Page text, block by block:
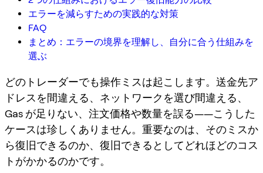
エラーを減らすための実践的な対策
FAQ
まとめ：エラーの境界を理解し、自分に合う仕組みを
選ぶ
どのトレーダーでも操作ミスは起こします。送金先ア
ドレスを間違える、ネットワークを選び間違える、
Gas が足りない、注文価格や数量を誤る——こうした
ケースは珍しくありません。重要なのは、そのミスか
ら復旧できるのか、復旧できるとしてどれほどのコス
トがかかるのかです。